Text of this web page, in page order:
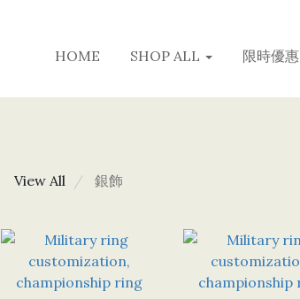
HOME SHOP ALL 限時優惠
View All 銀飾